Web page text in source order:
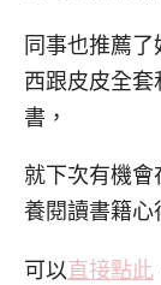
同事也推薦
西跟皮皮全套
書，
就下次有機
養閱讀書籍心
可以 直接點此